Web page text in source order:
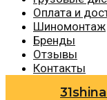
Оплата и
Шиномонтаж
Бренды
Отзывы
Контакты